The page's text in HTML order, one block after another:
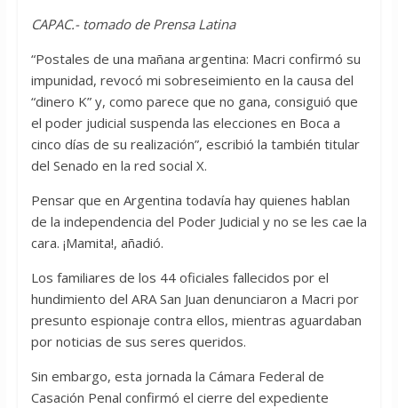
CAPAC.- tomado de Prensa Latina
“Postales de una mañana argentina: Macri confirmó su
impunidad, revocó mi sobreseimiento en la causa del
“dinero K” y, como parece que no gana, consiguió que
el poder judicial suspenda las elecciones en Boca a
cinco días de su realización”, escribió la también titular
del Senado en la red social X.
Pensar que en Argentina todavía hay quienes hablan
de la independencia del Poder Judicial y no se les cae la
cara. ¡Mamita!, añadió.
Los familiares de los 44 oficiales fallecidos por el
hundimiento del ARA San Juan denunciaron a Macri por
presunto espionaje contra ellos, mientras aguardaban
por noticias de sus seres queridos.
Sin embargo, esta jornada la Cámara Federal de
Casación Penal confirmó el cierre del expediente